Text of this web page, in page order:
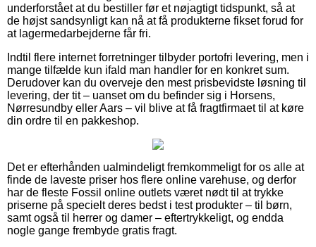
underforstået at du bestiller før et nøjagtigt tidspunkt, så at
de højst sandsynligt kan nå at få produkterne fikset forud for
at lagermedarbejderne får fri.
Indtil flere internet forretninger tilbyder portofri levering, men i
mange tilfælde kun ifald man handler for en konkret sum.
Derudover kan du overveje den mest prisbevidste løsning til
levering, der tit – uanset om du befinder sig i Horsens,
Nørresundby eller Aars – vil blive at få fragtfirmaet til at køre
din ordre til en pakkeshop.
Det er efterhånden ualmindeligt fremkommeligt for os alle at
finde de laveste priser hos flere online varehuse, og derfor
har de fleste Fossil online outlets været nødt til at trykke
priserne på specielt deres bedst i test produkter – til børn,
samt også til herrer og damer – eftertrykkeligt, og endda
nogle gange frembyde gratis fragt.